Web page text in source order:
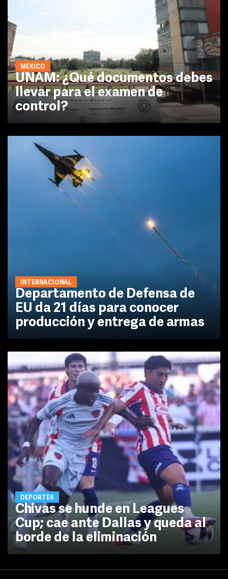
MÉXICO
UNAM: ¿Qué documentos debes
llevar para el examen de
control?
INTERNACIONAL
Departamento de Defensa de
EU da 21 días para conocer
producción y entrega de armas
DEPORTES
Chivas se hunde en Leagues
Cup; cae ante Dallas y queda al
borde de la eliminación